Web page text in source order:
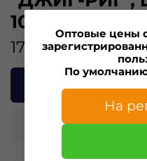
10гр.(5шт)
175.00 ₽
В
Оптовые цены
По
На